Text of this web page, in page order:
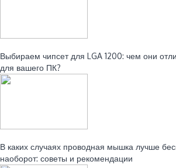
Выбираем чипсет для LGA 1200: чем они
для вашего ПК?
В каких случаях проводная мышка лучше
наоборот: советы и рекомендации